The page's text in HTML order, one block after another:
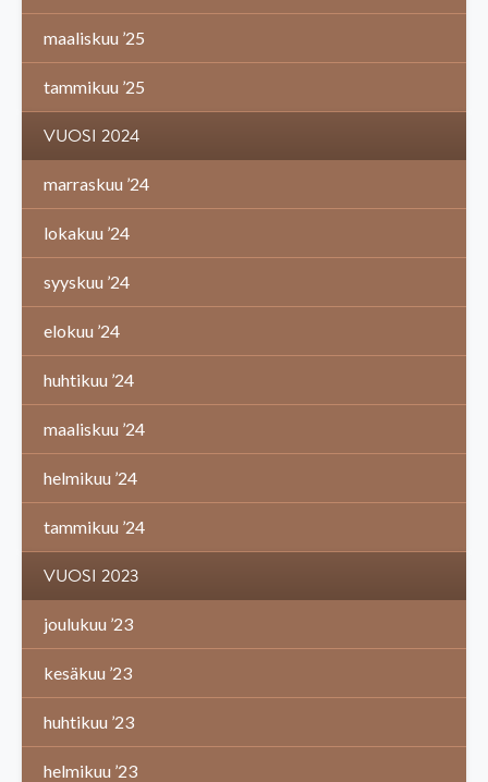
maaliskuu ’25
tammikuu ’25
VUOSI 2024
marraskuu ’24
lokakuu ’24
syyskuu ’24
elokuu ’24
huhtikuu ’24
maaliskuu ’24
helmikuu ’24
tammikuu ’24
VUOSI 2023
joulukuu ’23
kesäkuu ’23
huhtikuu ’23
helmikuu ’23